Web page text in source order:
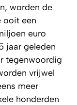
worden de
ooit een
euro
jaar geleden
tegenwoordig
vrijwel
meer
honderden